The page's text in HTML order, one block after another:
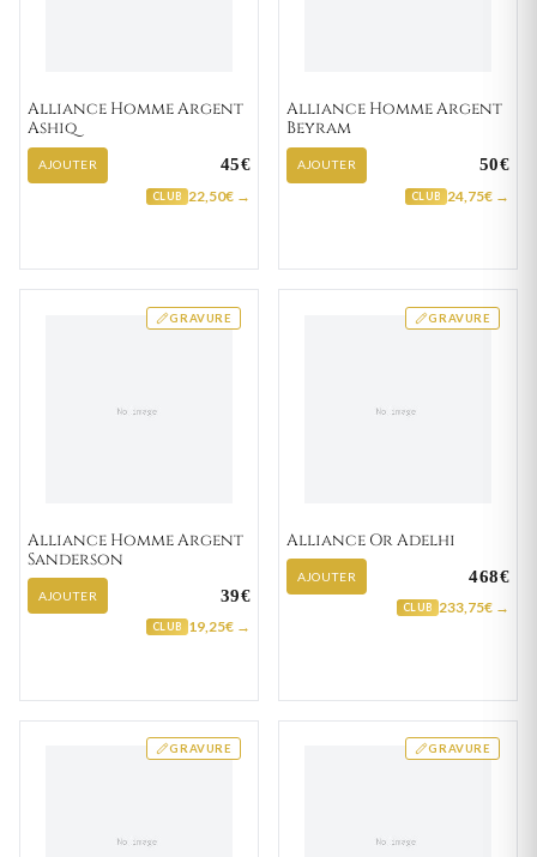
Alliance Homme Argent
Ashiq
AJOUTER 45€
CLUB 22,50€ →
Alliance Homme Argent
Beyram
AJOUTER 50€
CLUB 24,75€ →
GRAVURE
Alliance Homme Argent
Sanderson
AJOUTER 39€
CLUB 19,25€ →
GRAVURE
Alliance Or Adelhi
AJOUTER 468€
CLUB 233,75€ →
GRAVURE GRAVURE